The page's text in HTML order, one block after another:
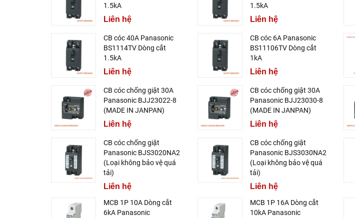
1.5kA
Liên hệ
1.5kA
Liên hệ
CB cóc 40A Panasonic
BS1114TV Dòng cắt
1.5kA
Liên hệ
CB cóc 6A Panasonic
BS11106TV Dòng cắt
1kA
Liên hệ
CB cóc chống giật 30A
Panasonic BJJ23022-8
(MADE IN JANPAN)
Liên hệ
CB cóc chống giật 30A
Panasonic BJJ23030-8
(MADE IN JANPAN)
Liên hệ
CB cóc chống giật
Panasonic BJS3020NA2
(Loại không bảo vệ quá
tải)
Liên hệ
CB cóc chống giật
Panasonic BJS3030NA2
(Loại không bảo vệ quá
tải)
Liên hệ
MCB 1P 10A Dòng cắt
6kA Panasonic
MCB 1P 16A Dòng cắt
10kA Panasonic